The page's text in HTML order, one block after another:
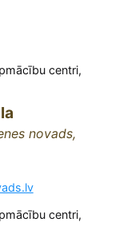
centri,
novads,
centri,